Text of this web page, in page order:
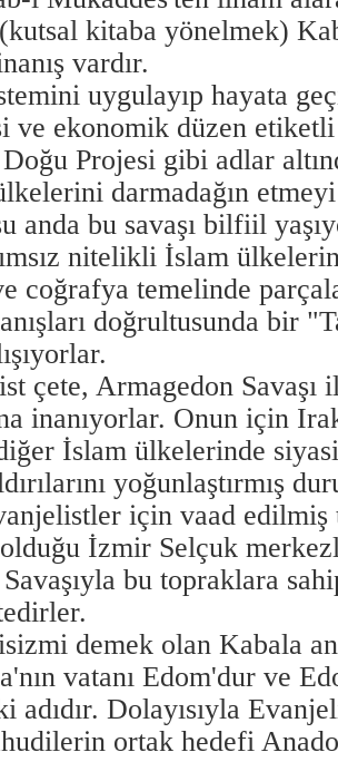
kitaba yönelmek)
vardır.
uygulayıp hayata
ve ekonomik düzen
Projesi gibi adlar
darmadağın
anda bu savaşı bilfiil
nitelikli İslam
coğrafya temelinde
doğrultusunda bir
çete, Armagedon Savaşı
inanıyorlar. Onun için
İslam ülkelerinde
yoğunlaştırmış
için vaad
İzmir Selçuk
bu topraklara
demek olan Kabala
vatanı Edom'dur ve
adıdır. Dolayısıyla
ortak hedefi